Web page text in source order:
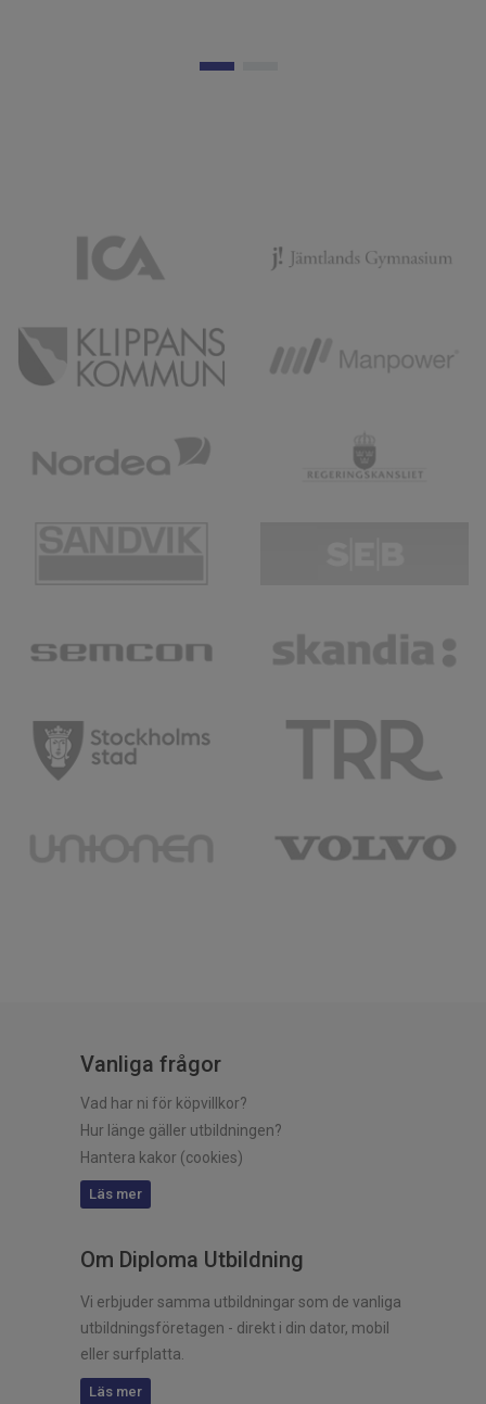
Vanliga frågor
Vad har ni för köpvillkor?
Hur länge gäller utbildningen?
Hantera kakor (cookies)
Läs mer
Om Diploma Utbildning
Vi erbjuder samma utbildningar som de vanliga
utbildningsföretagen - direkt i din dator, mobil
eller surfplatta.
Läs mer